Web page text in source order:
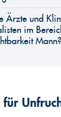
Ärzte und
im
Mann?
für